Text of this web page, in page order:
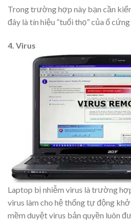
Trong trường hợp này bạn cần
đây là tín hiệu “tuổi thọ” của ổ
4. Virus
Laptop bị nhiễm virus là trường
virus làm cho hệ thống tự động
mềm duyệt virus bản quyền luôn